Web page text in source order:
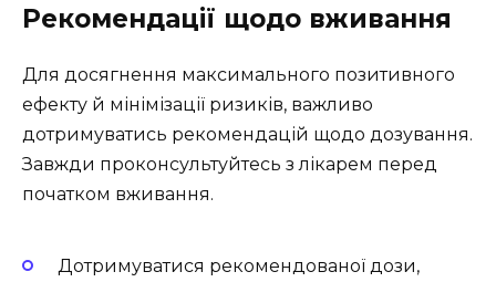
Рекомендації щодо вживання
Для досягнення максимального позитивного
ефекту й мінімізації ризиків, важливо
дотримуватись рекомендацій щодо дозування.
Завжди проконсультуйтесь з лікарем перед
початком вживання.
Дотримуватися рекомендованої дози,